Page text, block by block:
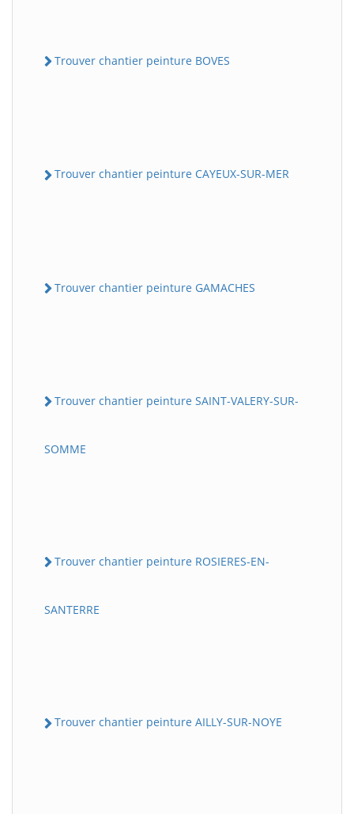
Trouver chantier peinture BOVES
Trouver chantier peinture CAYEUX-SUR-MER
Trouver chantier peinture GAMACHES
Trouver chantier peinture SAINT-VALERY-SUR-
SOMME
Trouver chantier peinture ROSIERES-EN-
SANTERRE
Trouver chantier peinture AILLY-SUR-NOYE